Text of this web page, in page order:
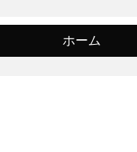
ホーム